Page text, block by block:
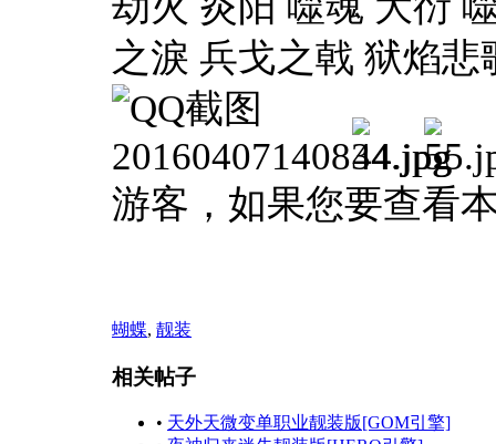
之淚 兵戈之戟 狱焰悲
游客，如果您要查看
蝴蝶, 靓装
相关帖子
• 天外天微变单职业靓装版[GOM引擎]